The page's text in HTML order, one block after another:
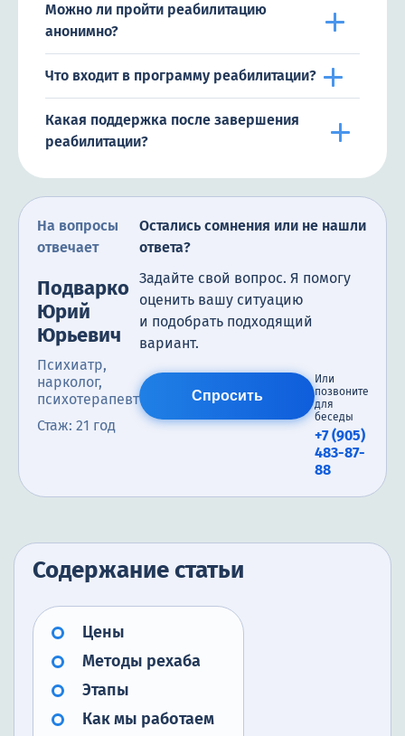
Можно ли пройти реабилитацию
анонимно?
Что входит в программу реабилитации?
Какая поддержка после завершения
реабилитации?
На вопросы
отвечает
Подварко
Юрий
Юрьевич
Психиатр,
нарколог,
психотерапевт
Стаж: 21 год
Остались сомнения или не нашли
ответа?
Задайте свой вопрос. Я помогу
оценить вашу ситуацию
и подобрать подходящий
вариант.
Спросить
Или
позвоните
для
беседы
+7 (905)
483-87-
88
Содержание статьи
Цены
Методы рехаба
Этапы
Как мы работаем